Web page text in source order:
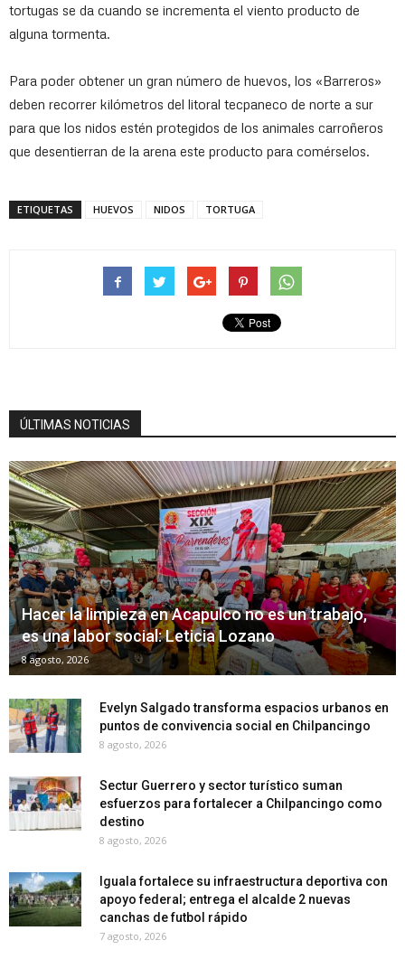
tortugas se da cuando se incrementa el viento producto de
alguna tormenta.
Para poder obtener un gran número de huevos, los «Barreros»
deben recorrer kilómetros del litoral tecpaneco de norte a sur
para que los nidos estén protegidos de los animales carroñeros
que desentierran de la arena este producto para comérselos.
ETIQUETAS HUEVOS NIDOS TORTUGA
ÚLTIMAS NOTICIAS
Hacer la limpieza en Acapulco no es un trabajo,
es una labor social: Leticia Lozano
8 agosto, 2026
Evelyn Salgado transforma espacios urbanos en
puntos de convivencia social en Chilpancingo
8 agosto, 2026
Sectur Guerrero y sector turístico suman
esfuerzos para fortalecer a Chilpancingo como
destino
8 agosto, 2026
Iguala fortalece su infraestructura deportiva con
apoyo federal; entrega el alcalde 2 nuevas
canchas de futbol rápido
7 agosto, 2026